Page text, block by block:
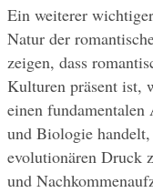
Ein weiterer
Natur der
zeigen, dass
Kulturen präsent ist,
einen fundamentalen
und Biologie
evolutionären Druck
und